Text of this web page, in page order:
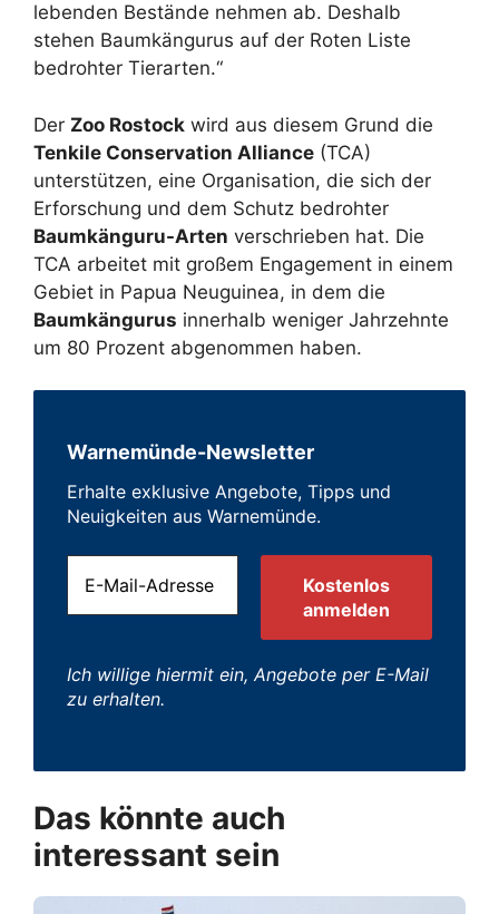
lebenden Bestände nehmen ab. Deshalb
stehen Baumkängurus auf der Roten Liste
bedrohter Tierarten.“
Der Zoo Rostock wird aus diesem Grund die
Tenkile Conservation Alliance (TCA)
unterstützen, eine Organisation, die sich der
Erforschung und dem Schutz bedrohter
Baumkänguru-Arten verschrieben hat. Die
TCA arbeitet mit großem Engagement in einem
Gebiet in Papua Neuguinea, in dem die
Baumkängurus innerhalb weniger Jahrzehnte
um 80 Prozent abgenommen haben.
Warnemünde-Newsletter
Erhalte exklusive Angebote, Tipps und
Neuigkeiten aus Warnemünde.
Ich willige hiermit ein, Angebote per E-Mail
zu erhalten.
Das könnte auch
interessant sein